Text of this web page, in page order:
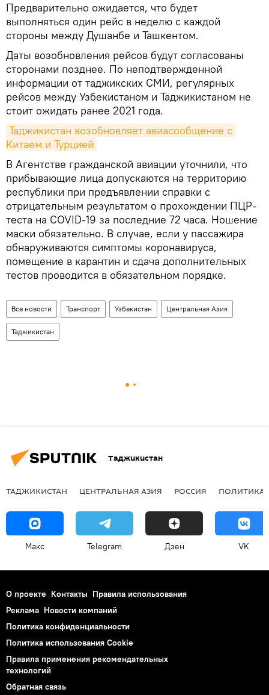
Предварительно ожидается, что будет
выполняться один рейс в неделю с каждой
стороны между Душанбе и Ташкентом.
Даты возобновления рейсов будут согласованы
сторонами позднее. По неподтвержденной
информации от таджикских СМИ, регулярных
рейсов между Узбекистаном и Таджикистаном не
стоит ожидать ранее 2021 года.
Таджикистан возобновляет авиасообщение с
Китаем и Турцией
В Агентстве гражданской авиации уточнили, что
прибывающие лица допускаются на территорию
республики при предъявлении справки с
отрицательным результатом о прохождении ПЦР-
теста на COVID-19 за последние 72 часа. Ношение
маски обязательно. В случае, если у пассажира
обнаруживаются симптомы коронавируса,
помещение в карантин и сдача дополнительных
тестов проводится в обязательном порядке.
Все новости Транспорт Узбекистан Центральная Азия
Таджикистан
Таджикистан
ТАДЖИКИСТАН ЦЕНТРАЛЬНАЯ АЗИЯ РОССИЯ ПОЛИТИКА
Макс Telegram Дзен VK
О проекте Контакты Правила использования
Реклама Новости компаний
Политика конфиденциальности
Политика использования Cookie
Правила применения рекомендательных
технологий
Обратная связь